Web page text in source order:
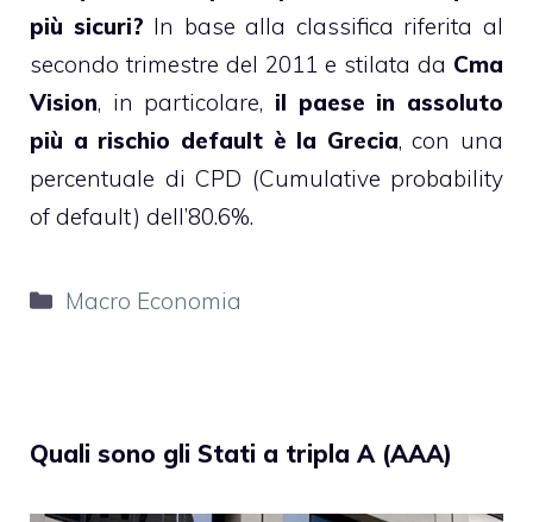
più sicuri? In base alla classifica riferita al
secondo trimestre del 2011 e stilata da Cma
Vision, in particolare, il paese in assoluto
più a rischio default è la Grecia, con una
percentuale di CPD (Cumulative probability
of default) dell’80.6%.
Categorie
Macro Economia
Quali sono gli Stati a tripla A (AAA)